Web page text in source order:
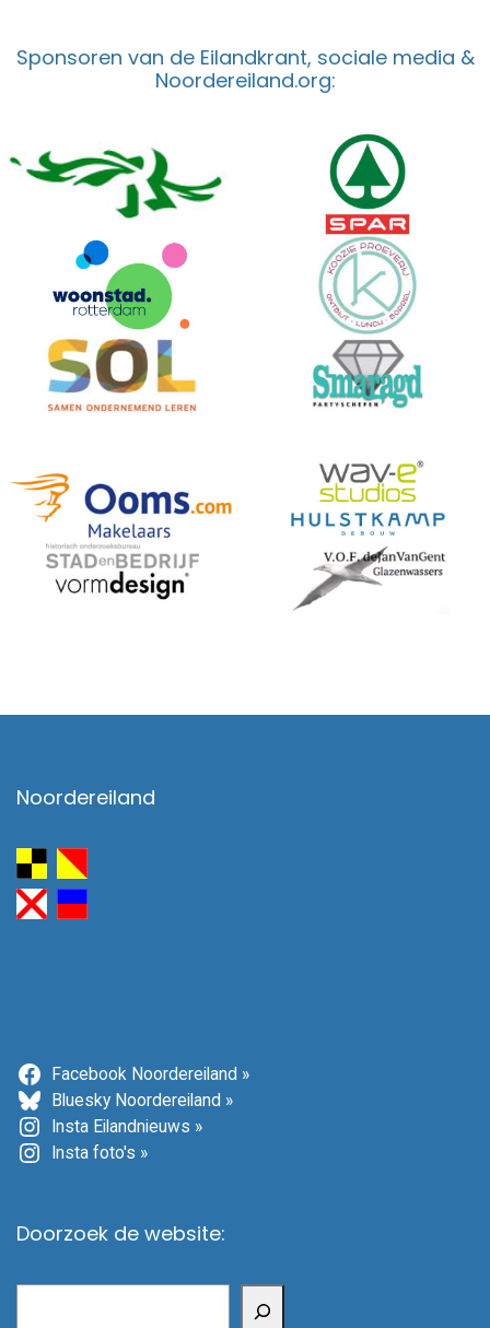
Sponsoren van de Eilandkrant, sociale media &
Noordereiland.org:
Noordereiland
Facebook Noordereiland »
Bluesky Noordereiland »
Insta Eilandnieuws »
Insta foto's »
Doorzoek de website: